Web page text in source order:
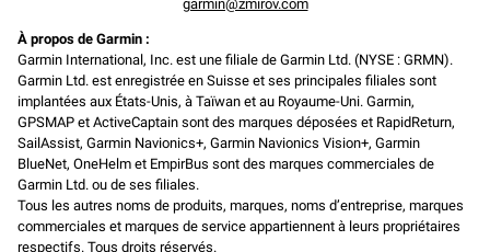
garmin@zmirov.com
À propos de Garmin :
Garmin International, Inc. est une filiale de Garmin Ltd. (NYSE : GRMN).
Garmin Ltd. est enregistrée en Suisse et ses principales filiales sont
implantées aux États-Unis, à Taïwan et au Royaume-Uni. Garmin,
GPSMAP et ActiveCaptain sont des marques déposées et RapidReturn,
SailAssist, Garmin Navionics+, Garmin Navionics Vision+, Garmin
BlueNet, OneHelm et EmpirBus sont des marques commerciales de
Garmin Ltd. ou de ses filiales.
Tous les autres noms de produits, marques, noms d’entreprise, marques
commerciales et marques de service appartiennent à leurs propriétaires
respectifs. Tous droits réservés.